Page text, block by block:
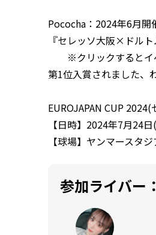
Pococha：2024年6月開
『セレッソ大阪×ドルト
※クリックするとイ
第1位入賞されました、
EUROJAPAN CUP
【日時】2024年7月24
【球場】ヤンマースタ
参加ライバー：